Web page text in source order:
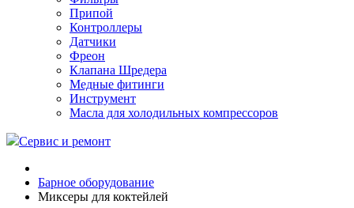
Припой
Контроллеры
Датчики
Фреон
Клапана Шредера
Медные фитинги
Инструмент
Масла для холодильных компрессоров
Сервис и ремонт
Барное оборудование
Миксеры для коктейлей